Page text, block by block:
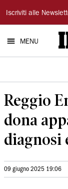
Il
Tirreno
Iscriviti alle
MENU
Reggio
dona
diagnosi
09 giugno 2025 19:06